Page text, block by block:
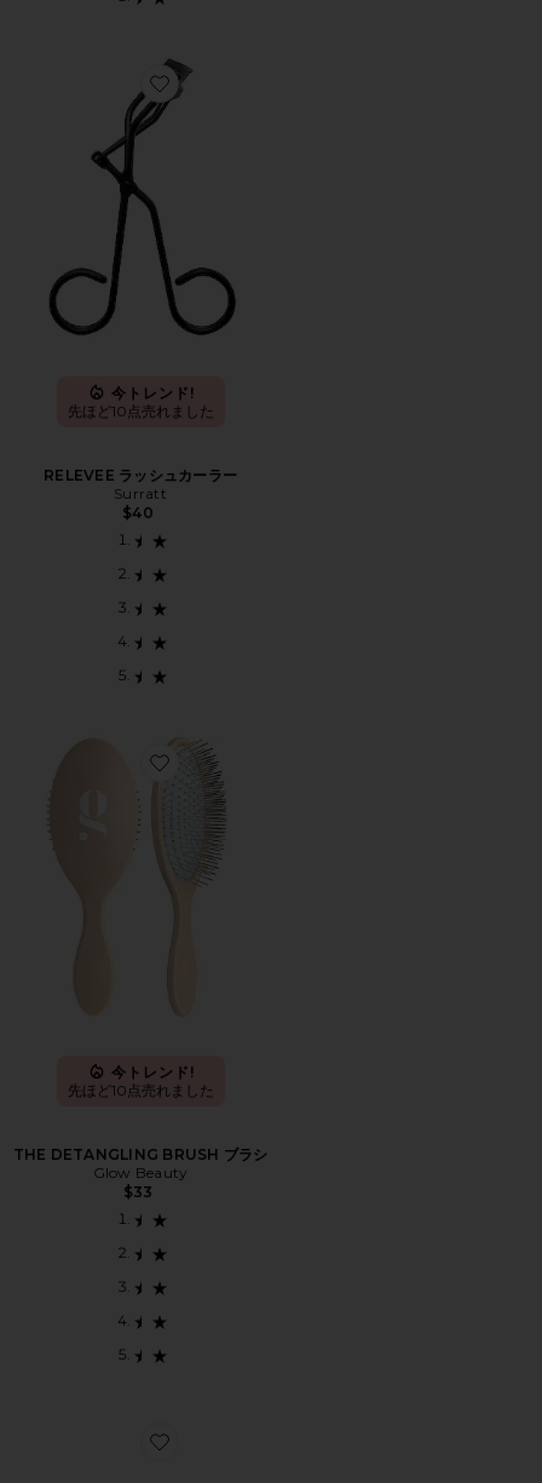
Favorite RELEVEE ラッシュカーラー
今トレンド!
先ほど10点売れました
RELEVEE ラッシュカーラー
Surratt
$40
Favorite THE DETANGLING BRUSH ブラシ
今トレンド!
先ほど10点売れました
THE DETANGLING BRUSH ブラシ
Glow Beauty
$33
Favorite BIG EFFING ヘアクリップ